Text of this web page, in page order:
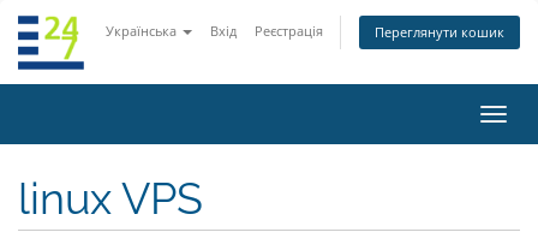
Українська Вхід Реєстрація Переглянути кошик
linux VPS